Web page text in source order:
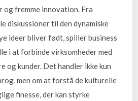
fremme innovation. Fra
diskussioner til den dynamiske
ideer bliver født, spiller business
i at forbinde virksomheder med
og kunder. Det handler ikke kun
men om at forstå de kulturelle
finesse, der kan styrke